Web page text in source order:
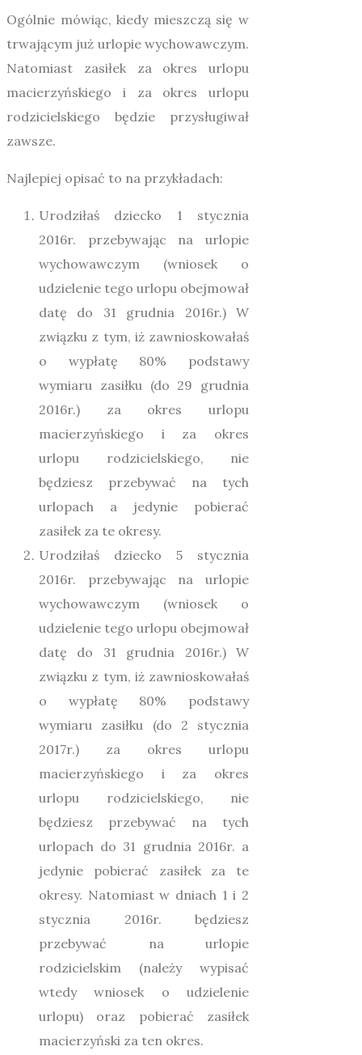
Ogólnie mówiąc, kiedy mieszczą się w
trwającym już urlopie wychowawczym.
Natomiast zasiłek za okres urlopu
macierzyńskiego i za okres urlopu
rodzicielskiego będzie przysługiwał
zawsze.
Najlepiej opisać to na przykładach:
Urodziłaś dziecko 1 stycznia
2016r. przebywając na urlopie
wychowawczym (wniosek o
udzielenie tego urlopu obejmował
datę do 31 grudnia 2016r.) W
związku z tym, iż zawnioskowałaś
o wypłatę 80% podstawy
wymiaru zasiłku (do 29 grudnia
2016r.) za okres urlopu
macierzyńskiego i za okres
urlopu rodzicielskiego, nie
będziesz przebywać na tych
urlopach a jedynie pobierać
zasiłek za te okresy.
Urodziłaś dziecko 5 stycznia
2016r. przebywając na urlopie
wychowawczym (wniosek o
udzielenie tego urlopu obejmował
datę do 31 grudnia 2016r.) W
związku z tym, iż zawnioskowałaś
o wypłatę 80% podstawy
wymiaru zasiłku (do 2 stycznia
2017r.) za okres urlopu
macierzyńskiego i za okres
urlopu rodzicielskiego, nie
będziesz przebywać na tych
urlopach do 31 grudnia 2016r. a
jedynie pobierać zasiłek za te
okresy. Natomiast w dniach 1 i 2
stycznia 2016r. będziesz
przebywać na urlopie
rodzicielskim (należy wypisać
wtedy wniosek o udzielenie
urlopu) oraz pobierać zasiłek
macierzyński za ten okres.